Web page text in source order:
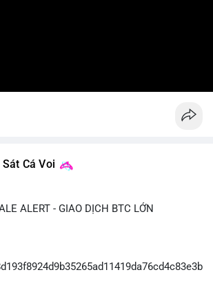
Cá Voi
ALERT - GIAO DỊCH BTC LỚN